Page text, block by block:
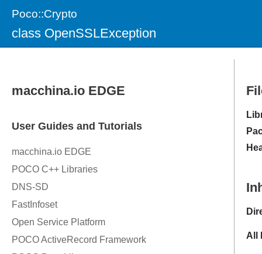
Poco::Crypto
class OpenSSLException
All